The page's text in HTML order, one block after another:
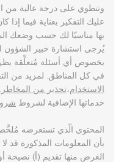
وتنطوي على درجة عالية من
عليك التفكير بعناية فيما إذا
بها مناسبًا لك حسب وضعك
يُرجى استشارة خبير الشؤون
بخصوص أي أسئلة مُتعلِّقة
في كل المناطق. لمزيد من
الاستخدام،تحذير من المخاطر
خدماتها الإضافية لشروط
المحتوى الّذي تستعرضه مُلخَّصٌ
بأن المعلومات المذكورة قد
الغرض منها تقديم (أ) نصيحة